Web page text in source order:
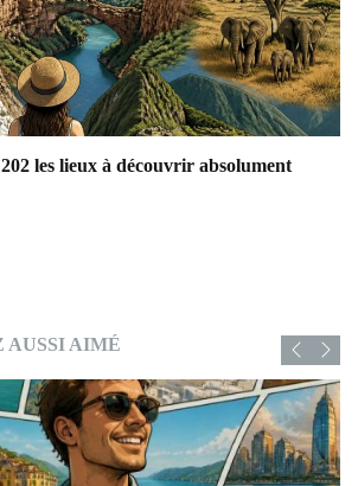
les lieux à découvrir absolument
AUSSI AIMÉ